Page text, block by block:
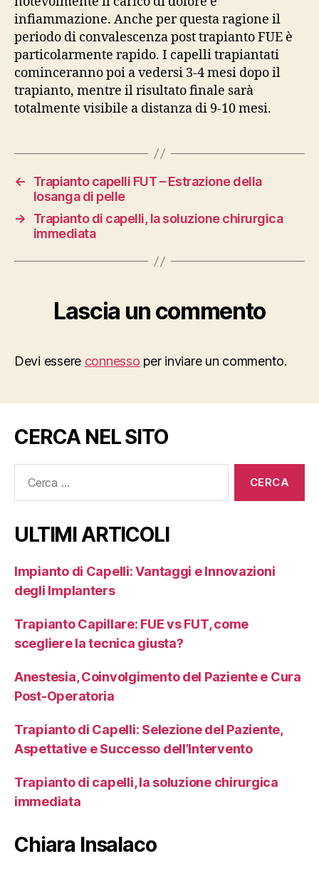
infiammazione. Anche per questa ragione il
periodo di convalescenza post trapianto FUE è
particolarmente rapido. I capelli trapiantati
cominceranno poi a vedersi 3-4 mesi dopo il
trapianto, mentre il risultato finale sarà
totalmente visibile a distanza di 9-10 mesi.
←
Trapianto capelli FUT – Estrazione della
losanga di pelle
→
Trapianto di capelli, la soluzione chirurgica
immediata
Lascia un commento
Devi essere connesso per inviare un commento.
CERCA NEL SITO
ULTIMI ARTICOLI
Impianto di Capelli: Vantaggi e Innovazioni
degli Implanters
Trapianto Capillare: FUE vs FUT, come
scegliere la tecnica giusta?
Anestesia, Coinvolgimento del Paziente e Cura
Post-Operatoria
Trapianto di Capelli: Selezione del Paziente,
Aspettative e Successo dell’Intervento
Trapianto di capelli, la soluzione chirurgica
immediata
Chiara Insalaco